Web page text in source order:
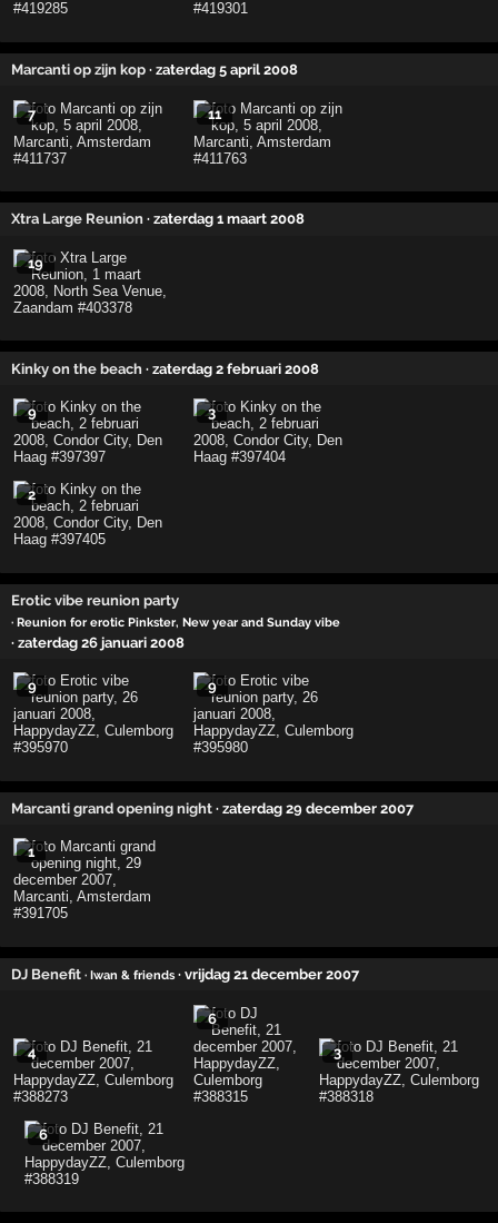
Marcanti op zijn kop · zaterdag 5 april 2008
7 11
Xtra Large Reunion · zaterdag 1 maart 2008
19
Kinky on the beach · zaterdag 2 februari 2008
9 3
2
Erotic vibe reunion party
· Reunion for erotic Pinkster, New year and Sunday vibe
· zaterdag 26 januari 2008
9 9
Marcanti grand opening night · zaterdag 29 december 2007
1
DJ Benefit · Iwan & friends · vrijdag 21 december 2007
4
6
3
6